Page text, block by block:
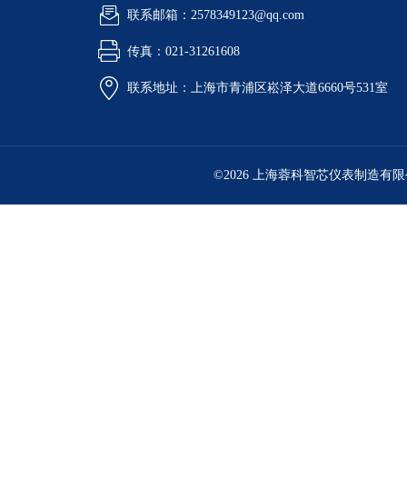
联系邮箱：2578349123@qq.com
传真：021-31261608
联系地址：上海市青浦区崧泽大道6660号531室
©2026 上海蓉科智芯仪表制造有